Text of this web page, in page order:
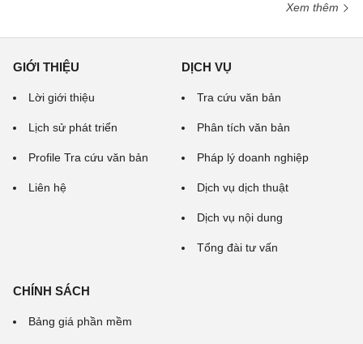
Xem thêm
GIỚI THIỆU
Lời giới thiệu
Lịch sử phát triển
Profile Tra cứu văn bản
Liên hệ
DỊCH VỤ
Tra cứu văn bản
Phân tích văn bản
Pháp lý doanh nghiệp
Dịch vụ dịch thuật
Dịch vụ nội dung
Tổng đài tư vấn
CHÍNH SÁCH
Bảng giá phần mềm